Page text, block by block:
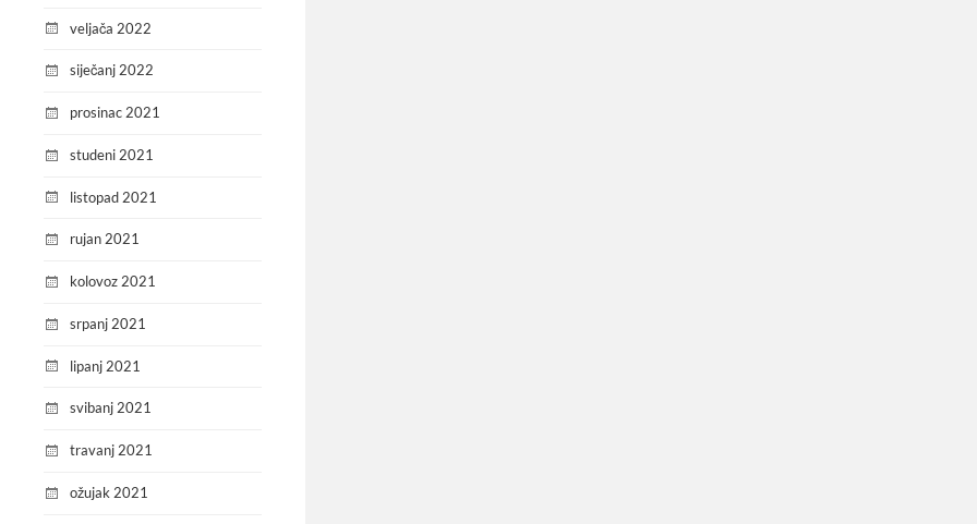
veljača 2022
siječanj 2022
prosinac 2021
studeni 2021
listopad 2021
rujan 2021
kolovoz 2021
srpanj 2021
lipanj 2021
svibanj 2021
travanj 2021
ožujak 2021